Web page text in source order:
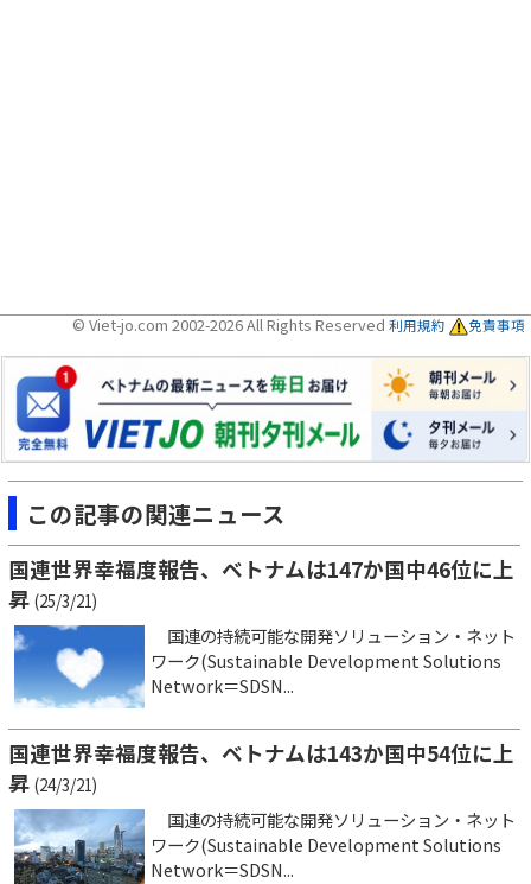
© Viet-jo.com 2002-2026 All Rights Reserved 利用規約 免責事項
この記事の関連ニュース
国連世界幸福度報告、ベトナムは147か国中46位に上
昇 (25/3/21)
国連の持続可能な開発ソリューション・ネット
ワーク(Sustainable Development Solutions
Network＝SDSN...
国連世界幸福度報告、ベトナムは143か国中54位に上
昇 (24/3/21)
国連の持続可能な開発ソリューション・ネット
ワーク(Sustainable Development Solutions
Network＝SDSN...